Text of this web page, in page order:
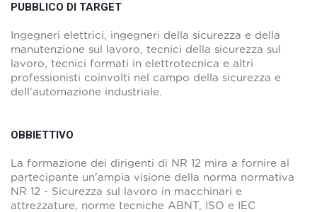
PUBBLICO DI TARGET
Ingegneri elettrici, ingegneri della sicurezza e della
manutenzione sul lavoro, tecnici della sicurezza sul
lavoro, tecnici formati in elettrotecnica e altri
professionisti coinvolti nel campo della sicurezza e
dell'automazione industriale.
OBBIETTIVO
La formazione dei dirigenti di NR 12 mira a fornire al
partecipante un'ampia visione della norma normativa
NR 12 - Sicurezza sul lavoro in macchinari e
attrezzature, norme tecniche ABNT, ISO e IEC